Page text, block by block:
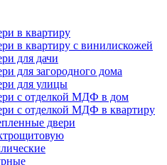
в квартиру
в квартиру с винилискожей
для дачи
для загородного дома
для улицы
с отделкой МДФ в дом
с отделкой МДФ в квартиру
двери